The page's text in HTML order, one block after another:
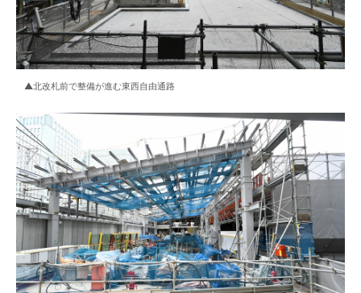
▲北改札前で整備が進む東西自由通路